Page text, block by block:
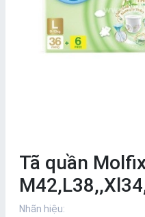
Tã quần
Nhãn hiệu: